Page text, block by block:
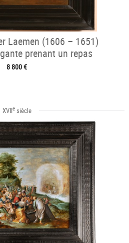
Laemen (1606 – 1651)
prenant un repas
8 800 €
XVIIesiècle